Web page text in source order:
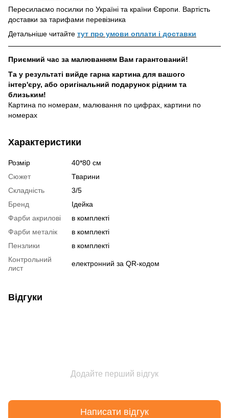
Пересилаємо посилки по Україні та країни Європи. Вартість
доставки за тарифами перевізника
Детальніше читайте тут про умови оплати і доставки
Приємний час за малюванням Вам гарантований!
Та у результаті вийде гарна картина для вашого
інтер'єру, або оригінальний подарунок рідним та
близьким!
Картина по номерам, малювання по цифрах, картини по
номерах
Характеристики
Розмір
40*80 см
Сюжет
Тварини
Складність
3/5
Бренд
Ідейка
Фарби акрилові
в комплекті
Фарби металік
в комплекті
Пензлики
в комплекті
Контрольний
лист
електронний за QR-кодом
Відгуки
Додайте перший відгук
Написати відгук